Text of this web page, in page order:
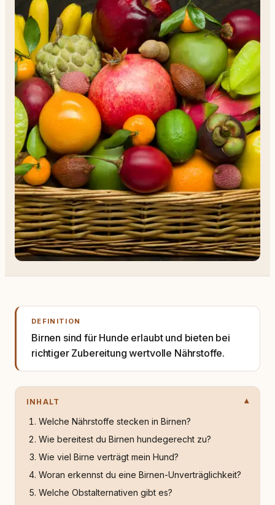
DEFINITION
Birnen sind für Hunde erlaubt und bieten bei
richtiger Zubereitung wertvolle Nährstoffe.
INHALT
Welche Nährstoffe stecken in Birnen?
Wie bereitest du Birnen hundegerecht zu?
Wie viel Birne verträgt mein Hund?
Woran erkennst du eine Birnen-Unverträglichkeit?
Welche Obstalternativen gibt es?